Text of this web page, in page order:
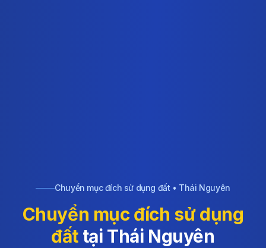
Chuyển mục đích sử dụng đất • Thái Nguyên
Chuyển mục đích sử dụng
đất tại Thái Nguyên